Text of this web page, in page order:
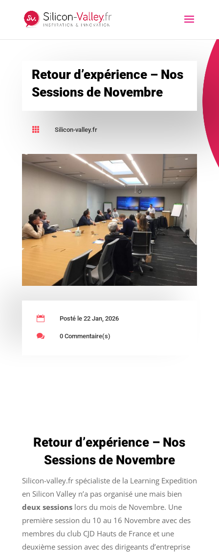
Retour d’expérience – Nos
Sessions de Novembre
 Silicon-valley.fr
 Posté le 22 Jan, 2026
 0 Commentaire(s)
Retour d’expérience – Nos
Sessions de Novembre
Silicon-valley.fr spécialiste de la Learning Expedition
en Silicon Valley n’a pas organisé une mais bien
deux sessionslors du mois de Novembre. Une
première session du 10 au 16 Novembre avec des
membres du club CJD Hauts de France et une
deuxième session avec des dirigeants d’entreprise